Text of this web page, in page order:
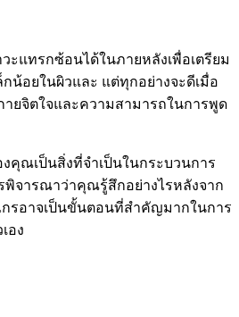
แทรกซ้อนได้ในภายหลังเพื่อเตรียม
น้อยในผิวและ แต่ทุกอย่างจะดีเมื่อ
ยจิตใจและความสามารถในการพูด
ณเป็นสิ่งที่จำเป็นในกระบวนการ
พิจารณาว่าคุณรู้สึกอย่างไรหลังจาก
รอาจเป็นขั้นตอนที่สำคัญมากในการ
อง